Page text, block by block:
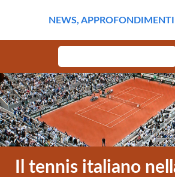
NEWS, APPROFONDIMENTI
per:
Il tennis italiano